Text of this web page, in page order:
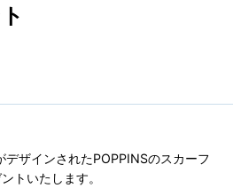
デザインされたPOPPINSのスカーフ
トいたします。